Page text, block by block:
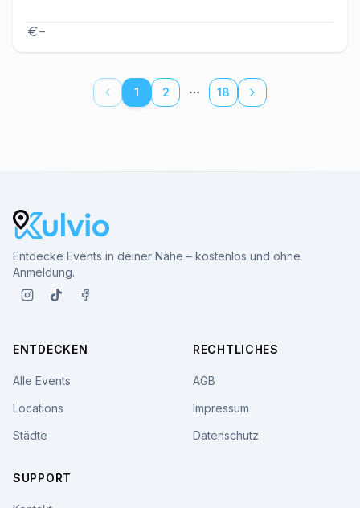
–
1 2 18
Entdecke Events in deiner Nähe – kostenlos und ohne
Anmeldung.
ENTDECKEN
Alle Events
Locations
Städte
RECHTLICHES
AGB
Impressum
Datenschutz
SUPPORT